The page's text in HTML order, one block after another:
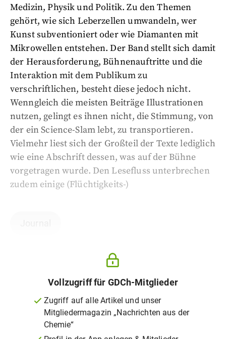
Medizin, Physik und Politik. Zu den Themen
gehört, wie sich Leberzellen umwandeln, wer
Kunst subventioniert oder wie Diamanten mit
Mikrowellen entstehen. Der Band stellt sich damit
der Herausforderung, Bühnenauftritte und die
Interaktion mit dem Publikum zu
verschriftlichen, besteht diese jedoch nicht.
Wenngleich die meisten Beiträge Illustrationen
nutzen, gelingt es ihnen nicht, die Stimmung, von
der ein Science-Slam lebt, zu transportieren.
Vielmehr liest sich der Großteil der Texte lediglich
wie eine Abschrift dessen, was auf der Bühne
vorgetragen wurde. Den Lesefluss unterbrechen
zudem einige (Flüchtigkeits-)
Vollzugriff für GDCh-Mitglieder
Zugriff auf alle Artikel und unser
Mitgliedermagazin „Nachrichten aus der
Chemie“